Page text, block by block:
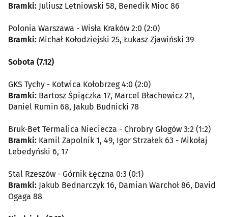
Bramki: Juliusz Letniowski 58, Benedik Mioc 86
Polonia Warszawa - Wisła Kraków 2:0 (2:0)
Bramki: Michał Kołodziejski 25, Łukasz Zjawiński 39
Sobota (7.12)
GKS Tychy - Kotwica Kołobrzeg 4:0 (2:0)
Bramki: Bartosz Śpiączka 17, Marcel Błachewicz 21,
Daniel Rumin 68, Jakub Budnicki 78
Bruk-Bet Termalica Nieciecza - Chrobry Głogów 3:2 (1:2)
Bramki: Kamil Zapolnik 1, 49, Igor Strzałek 63 - Mikołaj
Lebedyński 6, 17
Stal Rzeszów - Górnik Łęczna 0:3 (0:1)
Bramki: Jakub Bednarczyk 16, Damian Warchoł 86, David
Ogaga 88